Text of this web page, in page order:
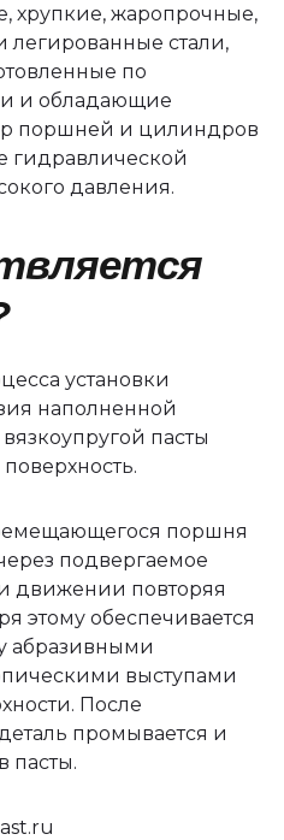
хрупкие, жаропрочные,
легированные стали,
по
и обладающие
поршней и цилиндров
гидравлической
давления.
установки
наполненной
пасты
поршня
подвергаемое
движении повторяя
этому обеспечивается
абразивными
выступами
После
промывается и
пасты.